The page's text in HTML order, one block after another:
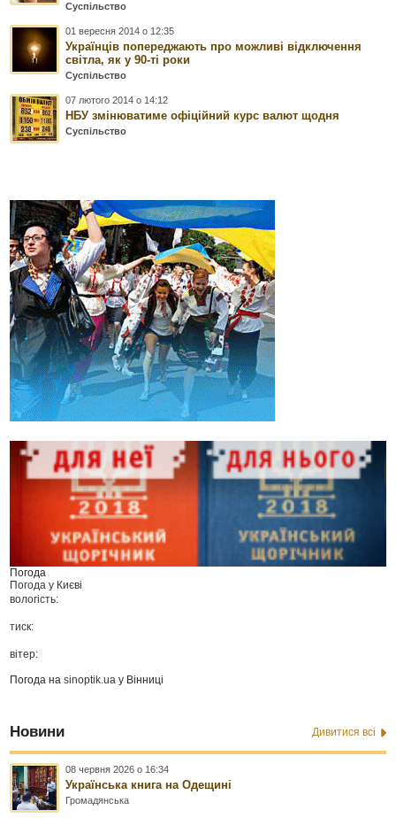
Суспільство
01 вересня 2014 о 12:35
Українців попереджають про можливі відключення
світла, як у 90-ті роки
Суспільство
07 лютого 2014 о 14:12
НБУ змінюватиме офіційний курс валют щодня
Суспільство
Погода
Погода у Києві
вологість:
тиск:
вітер:
Погода наsinoptik.ua у Вінниці
Новини Дивитися всі
08 червня 2026 о 16:34
Українська книга на Одещині
Громадянська